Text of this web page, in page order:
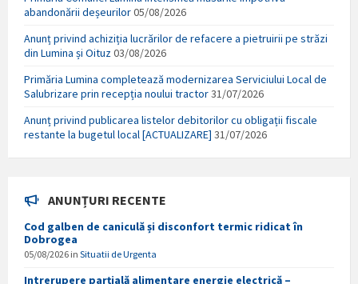
abandonării deșeurilor05/08/2026
Anunț privind achiziția lucrărilor de refacere a pietruirii pe străzi
din Lumina și Oituz03/08/2026
Primăria Lumina completează modernizarea Serviciului Local de
Salubrizare prin recepția noului tractor31/07/2026
Anunț privind publicarea listelor debitorilor cu obligații fiscale
restante la bugetul local [ACTUALIZARE] 31/07/2026
ANUNȚURI RECENTE
Cod galben de caniculă și disconfort termic ridicat în
Dobrogea
05/08/2026 in Situatii de Urgenta
Intrerupere parțială alimentare energie electrică –